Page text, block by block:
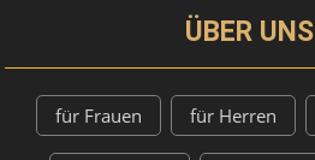
ÜBER UNS
für Frauen für Herren